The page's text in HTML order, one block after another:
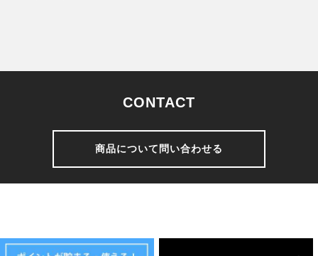
CONTACT
商品について問い合わせる